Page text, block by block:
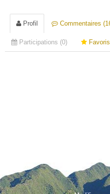
Profil Commentaires
Participations (0)